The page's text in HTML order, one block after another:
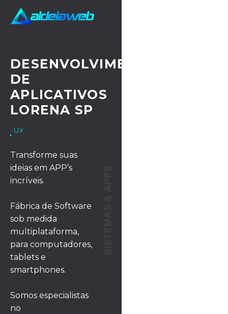
DESENVOLVIMENTO
DE
APLICATIVOS
LORENA SP
· UX/UI DESIGN
Transforme suas
ideias em APP’s
incríveis.
Fábrica de Software
sob medida
multiplataforma,
para computadores,
tablets e
smartphones.
Somos especialistas
no